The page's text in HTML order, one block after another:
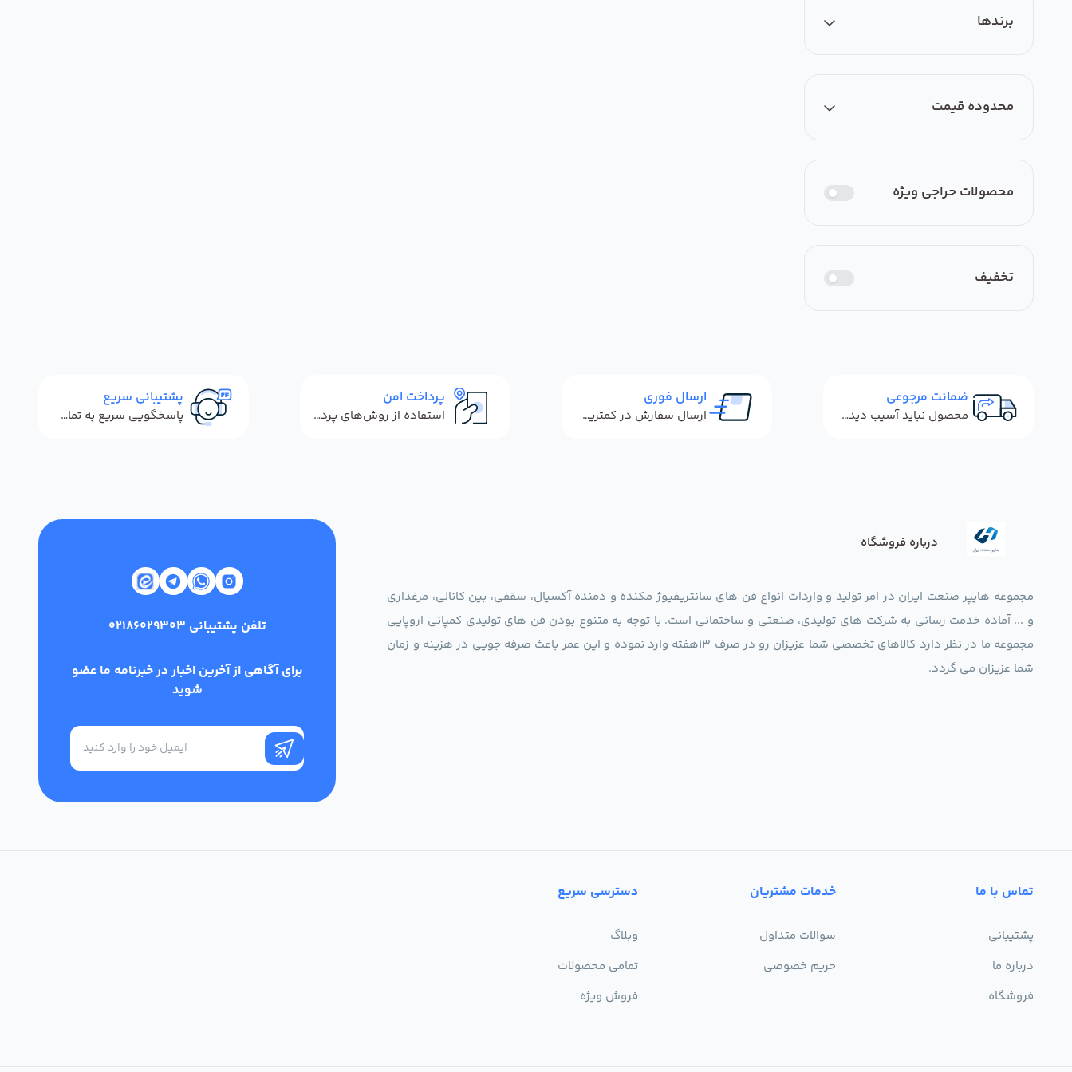
برندها
محدوده قیمت
تا
محصولات حراجی ویژه
تخفیف
ضمانت مرجوعی
محصول نباید آسیب دیده باشد
ارسال فوری
ارسال سفارش در کمترین زمان ممکن
پرداخت امن
استفاده از روش‌های پرداخت امن
پشتیبانی سریع
پاسخگویی سریع به تماس‌ها و پیام‌ها
درباره فروشگاه
مجموعه هایپر صنعت ایران در امر تولید و واردات انواع فن های سانتریفیوژ مکنده و دمنده آکسیال، سقفی، بین کانالی، مرغداری
و ... آماده خدمت رسانی به شرکت های تولیدی، صنعتی و ساختمانی است. با توجه به متنوع بودن فن های تولیدی کمپانی اروپایی
مجموعه ما در نظر دارد کالاهای تخصصی شما عزیزان رو در صرف 13هفته وارد نموده و این عمر باعث صرفه جویی در هزینه و زمان
شما عزیزان می گردد.
تلفن پشتیبانی 02186029303
برای آگاهی از آخرین اخبار در خبرنامه ما عضو
شوید
تماس با ما
پشتیبانی
درباره ما
فروشگاه
خدمات مشتریان
سوالات متداول
حریم خصوصی
دسترسی سریع
وبلاگ
تمامی محصولات
فروش ویژه